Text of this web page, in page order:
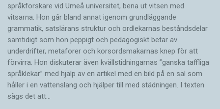
språkforskare vid Umeå universitet, bena ut vitsen med
vitsarna. Hon går bland annat igenom grundläggande
grammatik, satslärans struktur och ord­lekarnas beståndsdelar
samtidigt som hon peppigt och pedagogiskt betar av
underdrifter, meta­forer och korsords­makarnas knep för att
förvirra. Hon diskuterar även ­kvällstidningarnas ”ganska taffliga
språklekar” med hjälp av en artikel med en bild på en säl som
håller i en vatten­slang och hjälper till med städningen. I ­texten
sägs det att…